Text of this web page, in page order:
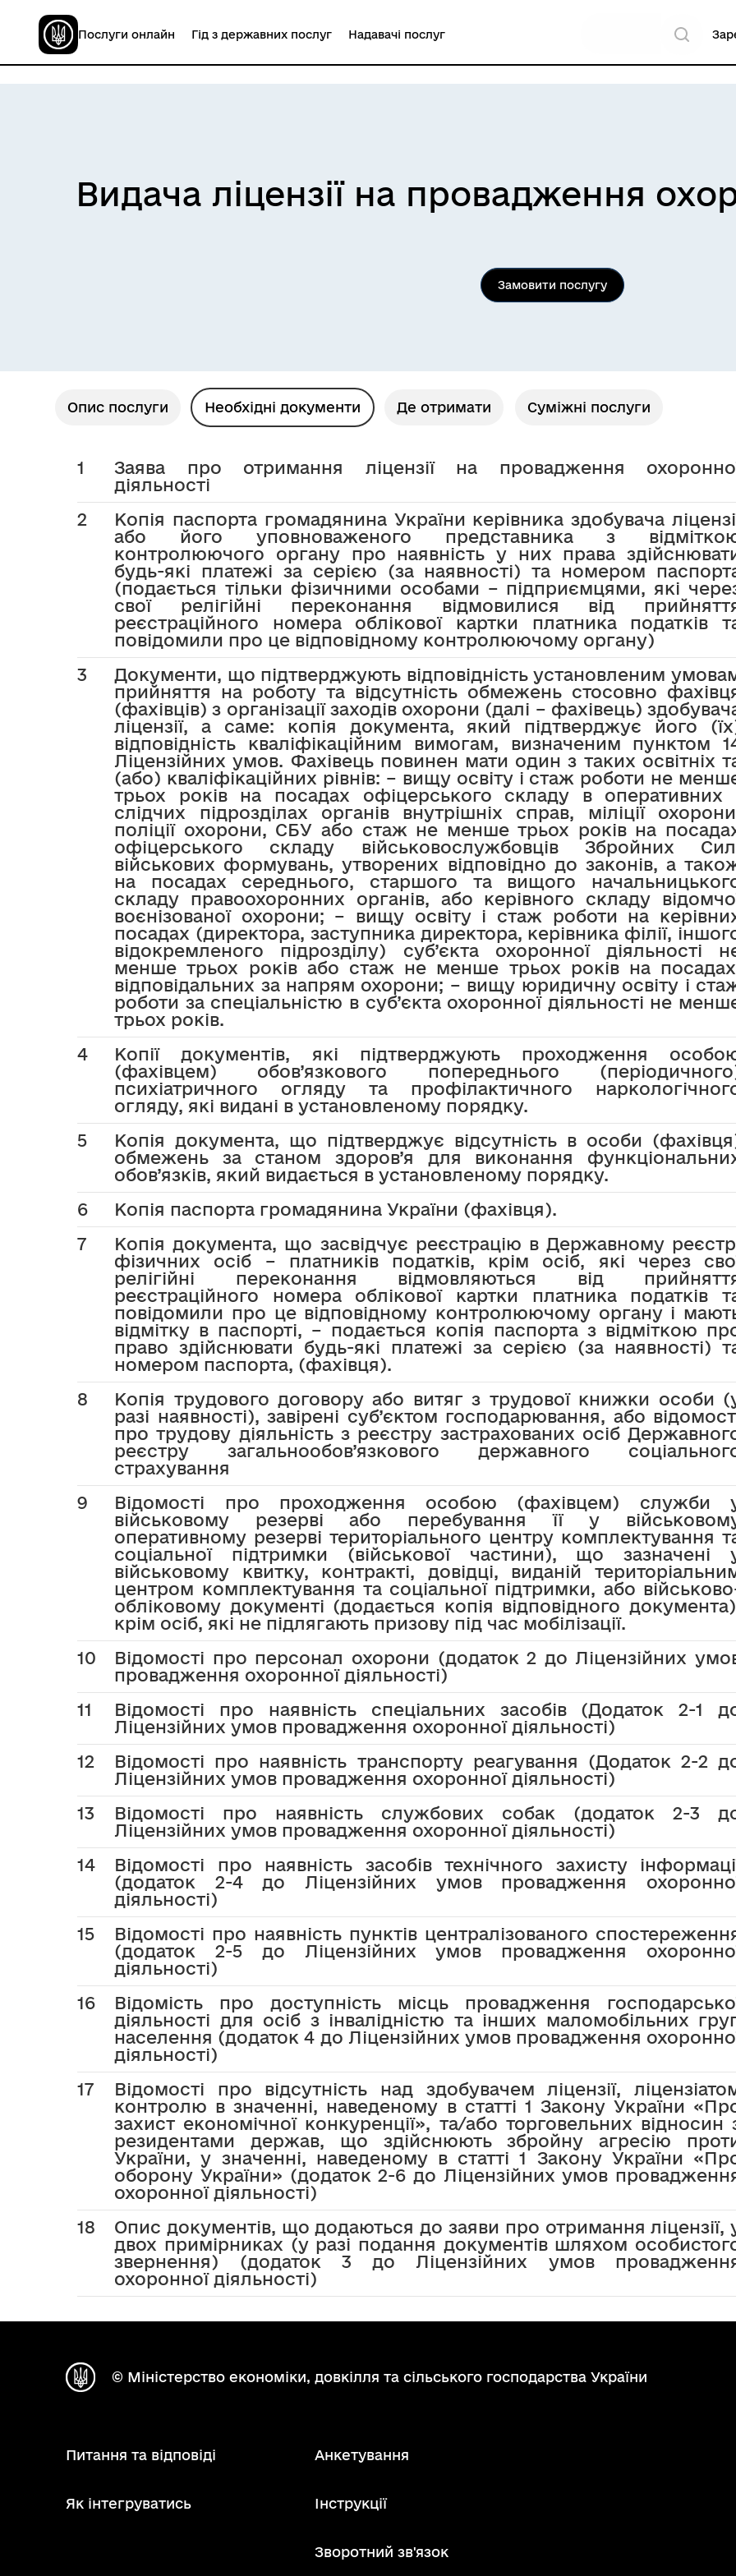
Послуги онлайн Гід з державних послуг Надавачі послуг
Видача ліцензії на провадження
Замовити послугу
Опис послуги Необхідні документи Де отримати Суміжні послуги
1
Заява про отримання ліцензії на провадження
діяльності
2
Копія паспорта громадянина України керівника здобувача
або його уповноваженого представника з
контролюючого органу про наявність у них права
будь-які платежі за серією (за наявності) та номером
(подається тільки фізичними особами – підприємцями, які
свої релігійні переконання відмовилися від
реєстраційного номера облікової картки платника податків
повідомили про це відповідному контролюючому органу)
3
Документи, що підтверджують відповідність установленим
прийняття на роботу та відсутність обмежень стосовно
(фахівців) з організації заходів охорони (далі – фахівець)
ліцензії, а саме: копія документа, який підтверджує його
відповідність кваліфікаційним вимогам, визначеним пунктом
Ліцензійних умов. Фахівець повинен мати один з таких освітніх
(або) кваліфікаційних рівнів: – вищу освіту і стаж роботи не
трьох років на посадах офіцерського складу в оперативних
слідчих підрозділах органів внутрішніх справ, міліції
поліції охорони, СБУ або стаж не менше трьох років на
офіцерського складу військовослужбовців Збройних
військових формувань, утворених відповідно до законів, а
на посадах середнього, старшого та вищого
складу правоохоронних органів, або керівного складу
воєнізованої охорони; – вищу освіту і стаж роботи на
посадах (директора, заступника директора, керівника філії,
відокремленого підрозділу) суб’єкта охоронної діяльності
менше трьох років або стаж не менше трьох років на
відповідальних за напрям охорони; – вищу юридичну освіту і
роботи за спеціальністю в суб’єкта охоронної діяльності не
трьох років.
4
Копії документів, які підтверджують проходження
(фахівцем) обов’язкового попереднього
психіатричного огляду та профілактичного
огляду, які видані в установленому порядку.
5
Копія документа, що підтверджує відсутність в особи
обмежень за станом здоров’я для виконання
обов’язків, який видається в установленому порядку.
6
Копія паспорта громадянина України (фахівця).
7
Копія документа, що засвідчує реєстрацію в Державному
фізичних осіб – платників податків, крім осіб, які через
релігійні переконання відмовляються від
реєстраційного номера облікової картки платника податків
повідомили про це відповідному контролюючому органу і
відмітку в паспорті, – подається копія паспорта з відміткою
право здійснювати будь-які платежі за серією (за наявності)
номером паспорта, (фахівця).
8
Копія трудового договору або витяг з трудової книжки особи
разі наявності), завірені суб’єктом господарювання, або
про трудову діяльність з реєстру застрахованих осіб
реєстру загальнообов’язкового державного
страхування
9
Відомості про проходження особою (фахівцем) служби
військовому резерві або перебування її у
оперативному резерві територіального центру комплектування
соціальної підтримки (військової частини), що зазначені
військовому квитку, контракті, довідці, виданій
центром комплектування та соціальної підтримки, або
обліковому документі (додається копія відповідного
крім осіб, які не підлягають призову під час мобілізації.
10
Відомості про персонал охорони (додаток 2 до Ліцензійних
провадження охоронної діяльності)
11
Відомості про наявність спеціальних засобів (Додаток 2-1
Ліцензійних умов провадження охоронної діяльності)
12
Відомості про наявність транспорту реагування (Додаток 2-2
Ліцензійних умов провадження охоронної діяльності)
13
Відомості про наявність службових собак (додаток 2-3
Ліцензійних умов провадження охоронної діяльності)
14
Відомості про наявність засобів технічного захисту
(додаток 2-4 до Ліцензійних умов провадження
діяльності)
15
Відомості про наявність пунктів централізованого
(додаток 2-5 до Ліцензійних умов провадження
діяльності)
16
Відомість про доступність місць провадження
діяльності для осіб з інвалідністю та інших маломобільних
населення (додаток 4 до Ліцензійних умов провадження
діяльності)
17
Відомості про відсутність над здобувачем ліцензії,
контролю в значенні, наведеному в статті 1 Закону України
захист економічної конкуренції», та/або торговельних відносин
резидентами держав, що здійснюють збройну агресію
України, у значенні, наведеному в статті 1 Закону України
оборону України» (додаток 2-6 до Ліцензійних умов
охоронної діяльності)
18
Опис документів, що додаються до заяви про отримання ліцензії,
двох примірниках (у разі подання документів шляхом
звернення) (додаток 3 до Ліцензійних умов
охоронної діяльності)
© Міністерство економіки, довкілля та сільського господарства України
Питання та відповіді
Як інтегруватись
Анкетування
Інструкції
Зворотний зв'язок